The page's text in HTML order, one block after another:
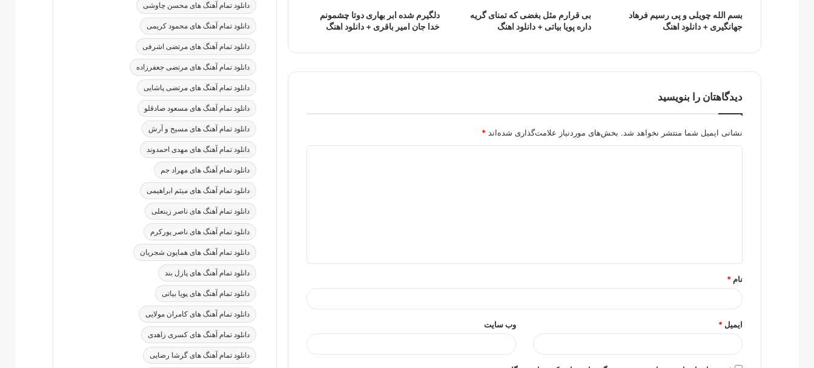
بسم الله چویلی و پی رسیم فرهاد
جهانگیری + دانلود اهنگ
بی قرارم مثل بغضی که تمنای گریه
داره پویا بیاتی + دانلود اهنگ
دلگیرم شده ابر بهاری دوتا چشمونم
خدا جان امیر باقری + دانلود اهنگ
دیدگاهتان را بنویسید
نشانی ایمیل شما منتشر نخواهد شد. بخش‌های موردنیاز علامت‌گذاری شده‌اند *
*
نام *
ایمیل * وب‌ سایت
دانلود تمام آهنگ های محسن چاوشی
دانلود تمام آهنگ های محمود کریمی
دانلود تمام آهنگ های مرتضی اشرفی
دانلود تمام آهنگ های مرتضی جعفرزاده
دانلود تمام آهنگ های مرتضی پاشایی
دانلود تمام آهنگ های مسعود صادقلو
دانلود تمام آهنگ های مسیح و آرش
دانلود تمام آهنگ های مهدی احمدوند
دانلود تمام آهنگ های مهراد جم
دانلود تمام آهنگ های میثم ابراهیمی
دانلود تمام آهنگ های ناصر زینعلی
دانلود تمام آهنگ های ناصر پورکرم
دانلود تمام آهنگ های همایون شجریان
دانلود تمام آهنگ های پازل بند
دانلود تمام آهنگ های پویا بیاتی
دانلود تمام آهنگ های کامران مولایی
دانلود تمام آهنگ های کسری زاهدی
دانلود تمام آهنگ های گرشا رضایی